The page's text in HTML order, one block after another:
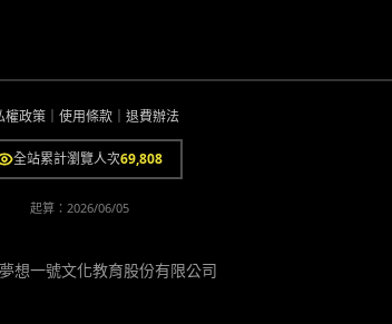
權政策 使用條款 退費辦法
全站累計瀏覽人次69,808
起算： 2026/06/05
想一號文化教育股份有限公司